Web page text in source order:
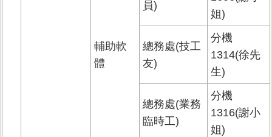
輔助軟
體
員)
姐)
總務處(技工
友)
分機
1314(徐先
生)
總務處(業務
臨時工)
分機
1316(謝小
姐)